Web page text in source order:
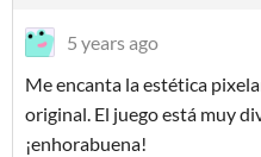
5 years ago
Me encanta la estética
original. El juego está muy
¡enhorabuena!